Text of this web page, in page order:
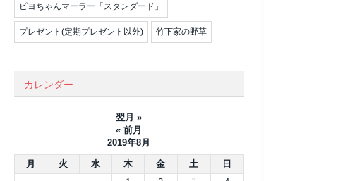
ピヨちゃんマーラー「スタンダード」
プレゼント(定期プレゼント以外) 竹下家の野草
カレンダー
翌月 »
« 前月
2019年8月
月
火 水 木 金 土
日